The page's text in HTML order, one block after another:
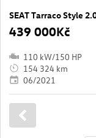
SEAT Tarraco Style
439 000Kč
110 kW/150 HP
154 324 km
06/2021